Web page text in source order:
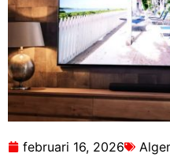
februari 16, 2026